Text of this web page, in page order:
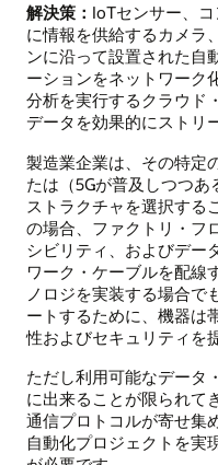
解決策： IoTセンサー、
に情報を供給するカメラ
ンに沿って設置された自
ーションをネットワーク
分析を実行するクラウド
データを効果的にストリ
製造業企業は、その特定
たは（5Gが普及しつつ
ストラクチャを選択する
の場合、ファクトリ・フ
シビリティ、およびデー
ワーク・ケーブルを配線
ノロジを実装する場合で
ートするために、機器は
性およびセキュリティを
ただし利用可能なデータ
に出来ることが限られて
通信プロトコルが寄せ集
自動化プロジェクトを実